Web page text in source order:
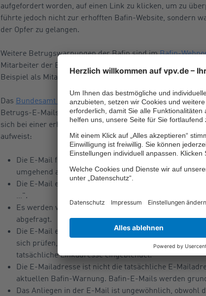
aufgefordert worden, auf einen Link zu klicken, um zu
führte jedoch nicht zur erhofften Bafin-Website, sondern
der Opfer zu gelangen.
Weitere Betrugswarnungen der Bafin sind imBafin-
Mitarbeiter der Bafin aus, sondern zum Beispiel auch als
Beispiel als Mitarbeiter derDeutschen Rentenversicherung
Das Bundesamt für Sicherheit in der Informationstechnik
Betrugs-E-Mails (Phishing-E-Mails) oder auch Phishing-
sich bei einer erhaltenen E-Mail um eine Phishing-Mail
aufweist:
Die E-Mail fordert den Empfänger zum umgehenden
umgehend aktualisieren, dann …“
Die E-Mail enthält Drohungen, wie zum Beispiel
…".
Es werden vertraulichen Daten wie die PIN für den
abgefragt.
Die E-Mail enthält Links auf Websites oder
sich prüfen, wenn man mit dem Mauszeiger über
tatsächliche Linkadresse eingeblendet.
Die E-Mailadresse ist nicht die tatsächliche E-
aktuellen Bafin-Warnung. Bafin-E-Mails werden
Das Anliegen in der E-Mail ist ungewöhnlich, obwohl